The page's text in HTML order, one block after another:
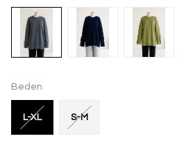
Beden
L-XL S-M